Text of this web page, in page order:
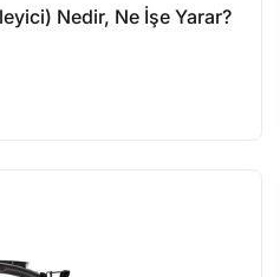
Nedir, Ne İşe Yarar?